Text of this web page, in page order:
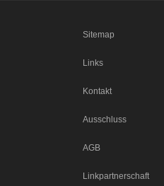
Sitemap
Links
Kontakt
Ausschluss
AGB
Linkpartnerschaft